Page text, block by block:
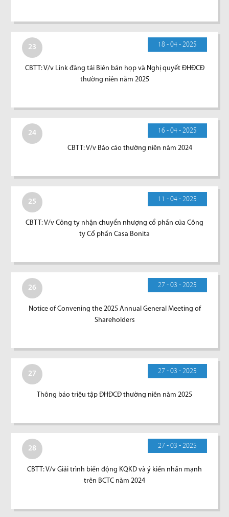
23 18 - 04 - 2025
CBTT: V/v Link đăng tải Biên bản họp và Nghị quyết ĐHĐCĐ
thường niên năm 2025
24 16 - 04 - 2025
CBTT: V/v Báo cáo thường niên năm 2024
25 11 - 04 - 2025
CBTT: V/v Công ty nhận chuyển nhượng cổ phần của Công
ty Cổ phần Casa Bonita
26 27 - 03 - 2025
Notice of Convening the 2025 Annual General Meeting of
Shareholders
27 27 - 03 - 2025
Thông báo triệu tập ĐHĐCĐ thường niên năm 2025
28 27 - 03 - 2025
CBTT: V/v Giải trình biến động KQKD và ý kiến nhấn mạnh
trên BCTC năm 2024